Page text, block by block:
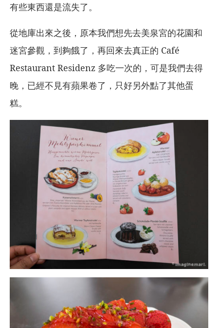
有些東西還是流失了。
從地庫出來之後，原本我們想先去美泉宮的花園和
迷宮參觀，到夠餓了，再回來去真正的 Café
Restaurant Residenz 多吃一次的，可是我們去得
晚，已經不見有蘋果卷了，只好另外點了其他蛋
糕。